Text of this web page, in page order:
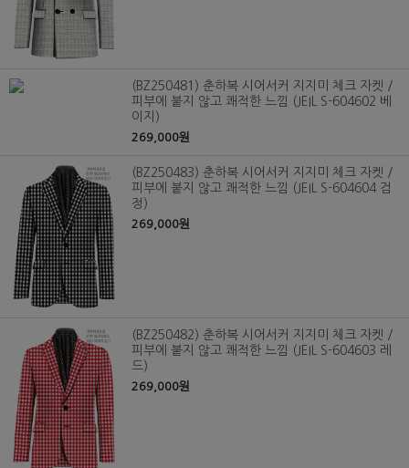
(BZ250481) 춘하복 시어서커 지지미 체크 자켓 /
피부에 붙지 않고 쾌적한 느낌 (JEIL S-604602 베
이지)
269,000원
(BZ250483) 춘하복 시어서커 지지미 체크 자켓 /
피부에 붙지 않고 쾌적한 느낌 (JEIL S-604604 검
정)
269,000원
(BZ250482) 춘하복 시어서커 지지미 체크 자켓 /
피부에 붙지 않고 쾌적한 느낌 (JEIL S-604603 레
드)
269,000원